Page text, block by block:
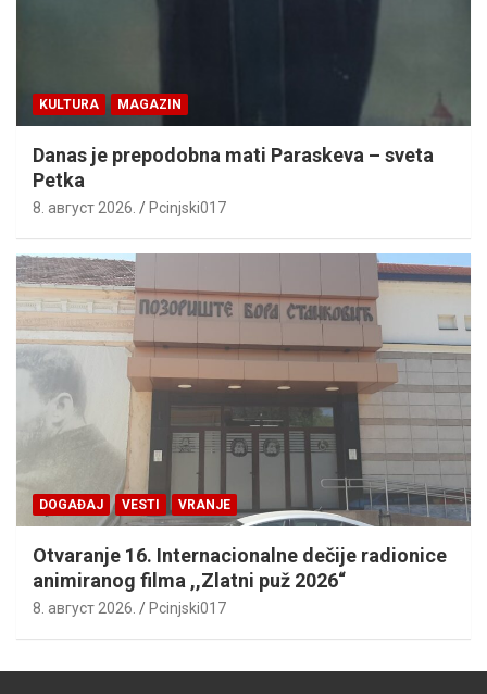
KULTURA MAGAZIN
Danas je prepodobna mati Paraskeva – sveta
Petka
8. август 2026. Pcinjski017
DOGAĐAJ VESTI VRANJE
Otvaranje 16. Internacionalne dečije radionice
animiranog filma ,,Zlatni puž 2026“
8. август 2026. Pcinjski017